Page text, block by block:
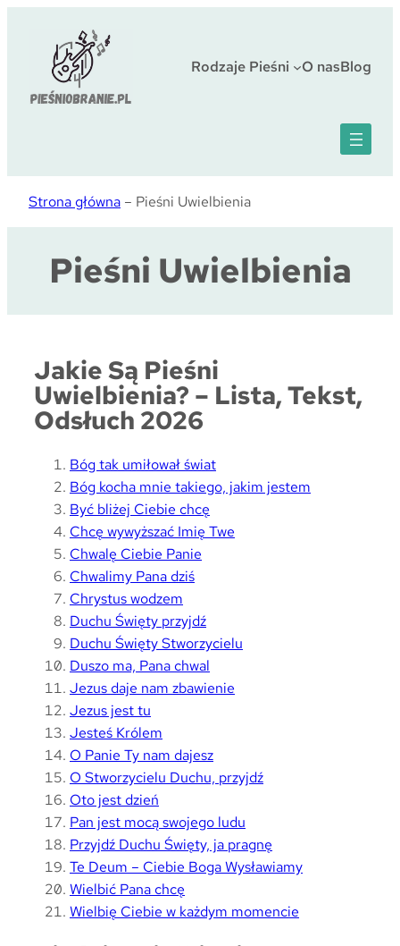
Rodzaje Pieśni O nasBlog
Strona główna – Pieśni Uwielbienia
Pieśni Uwielbienia
Jakie Są Pieśni
Uwielbienia? – Lista, Tekst,
Odsłuch 2026
Bóg tak umiłował świat
Bóg kocha mnie takiego, jakim jestem
Być bliżej Ciebie chcę
Chcę wywyższać Imię Twe
Chwalę Ciebie Panie
Chwalimy Pana dziś
Chrystus wodzem
Duchu Święty przyjdź
Duchu Święty Stworzycielu
Duszo ma, Pana chwal
Jezus daje nam zbawienie
Jezus jest tu
Jesteś Królem
O Panie Ty nam dajesz
O Stworzycielu Duchu, przyjdź
Oto jest dzień
Pan jest mocą swojego ludu
Przyjdź Duchu Święty, ja pragnę
Te Deum – Ciebie Boga Wysławiamy
Wielbić Pana chcę
Wielbię Ciebie w każdym momencie